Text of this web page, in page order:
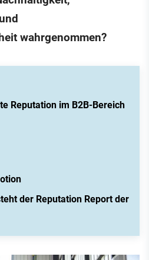
wahrgenommen?
Reputation im B2B-Bereich
der Reputation Report der